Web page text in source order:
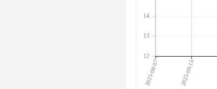
2025-08-07 2025-09-13
12
13
14